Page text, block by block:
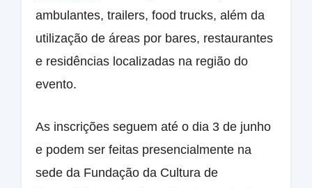
ambulantes, trailers, food trucks, além da
utilização de áreas por bares, restaurantes
e residências localizadas na região do
evento.
As inscrições seguem até o dia 3 de junho
e podem ser feitas presencialmente na
sede da Fundação da Cultura de